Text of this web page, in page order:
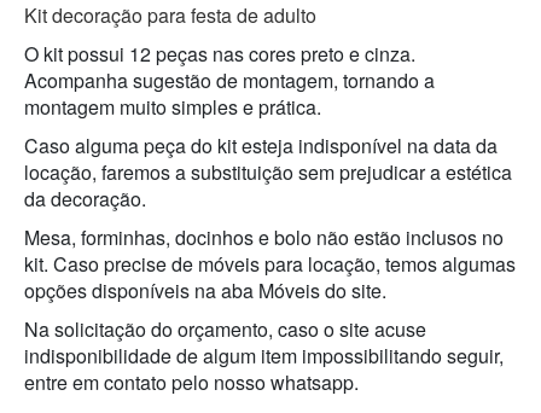
Kit decoração para festa de adulto
O kit possui 12 peças nas cores preto e cinza.
Acompanha sugestão de montagem, tornando a
montagem muito simples e prática.
Caso alguma peça do kit esteja indisponível na data da
locação, faremos a substituição sem prejudicar a estética
da decoração.
Mesa, forminhas, docinhos e bolo não estão inclusos no
kit. Caso precise de móveis para locação, temos algumas
opções disponíveis na aba Móveis do site.
Na solicitação do orçamento, caso o site acuse
indisponibilidade de algum item impossibilitando seguir,
entre em contato pelo nosso whatsapp.